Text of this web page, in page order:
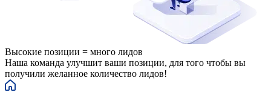
Высокие позиции = много лидов
Наша команда улучшит ваши позиции, для того чтобы вы
получили желанное количество лидов!